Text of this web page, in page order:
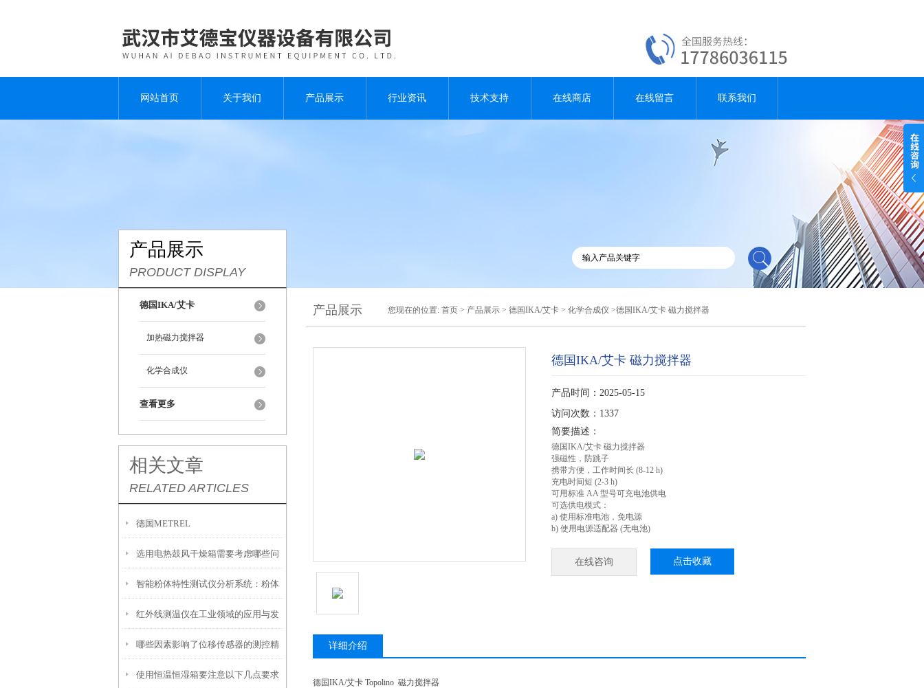
网站首页 关于我们 产品展示 行业资讯 技术支持 在线商店 在线留言 联系我们
产品展示
PRODUCT DISPLAY
德国IKA/艾卡
加热磁力搅拌器
化学合成仪
查看更多
相关文章
RELATED ARTICLES
德国METREL
选用电热鼓风干燥箱需要考虑哪些问
题
智能粉体特性测试仪分析系统：粉体
研究的得力助手
红外线测温仪在工业领域的应用与发
展前景
哪些因素影响了位移传感器的测控精
度
使用恒温恒湿箱要注意以下几点要求
产品展示 您现在的位置: 首页 > 产品展示 > 德国IKA/艾卡 > 化学合成仪 >德国IKA/艾卡 磁力搅拌器
德国IKA/艾卡 磁力搅拌器
产品时间：2025-05-15
访问次数：1337
简要描述：
德国IKA/艾卡 磁力搅拌器
强磁性，防跳子
携带方便，工作时间长 (8-12 h)
充电时间短 (2-3 h)
可用标准 AA 型号可充电池供电
可选供电模式：
a) 使用标准电池，免电源
b) 使用电源适配器 (无电池)
在线咨询 点击收藏
详细介绍
德国IKA/艾卡 Topolino 磁力搅拌器